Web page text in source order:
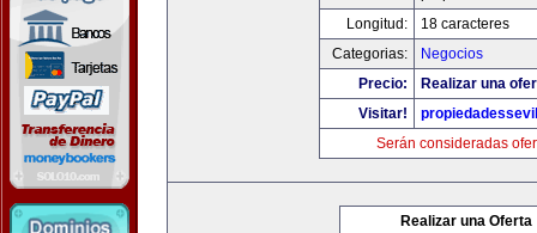
Longitud:
18 caracteres
Categorias:
Negocios
Precio:
Realizar una
Visitar!
Serán consideradas
Realizar una Oferta